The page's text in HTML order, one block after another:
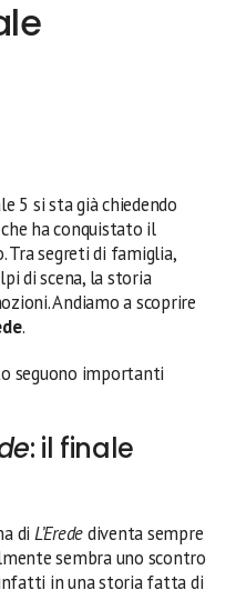
5 si sta già chiedendo
ha conquistato il
segreti di famiglia,
di scena, la storia
Andiamo a scoprire
.
seguono importanti
: il finale
di L’Eredediventa sempre
sembra uno scontro
in una storia fatta di